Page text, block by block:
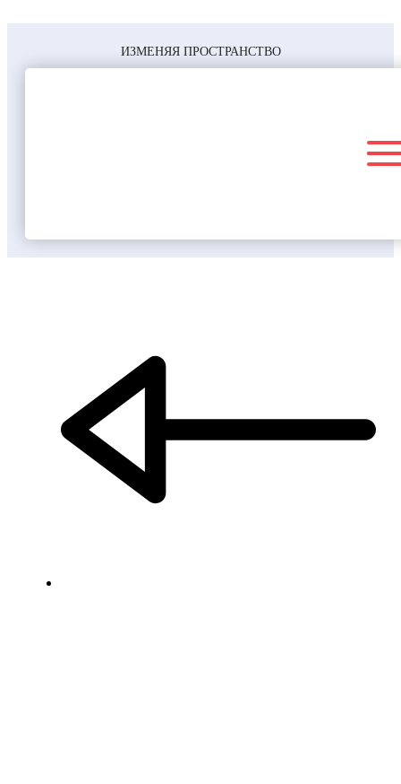
ИЗМЕНЯЯ ПРОСТРАНСТВО